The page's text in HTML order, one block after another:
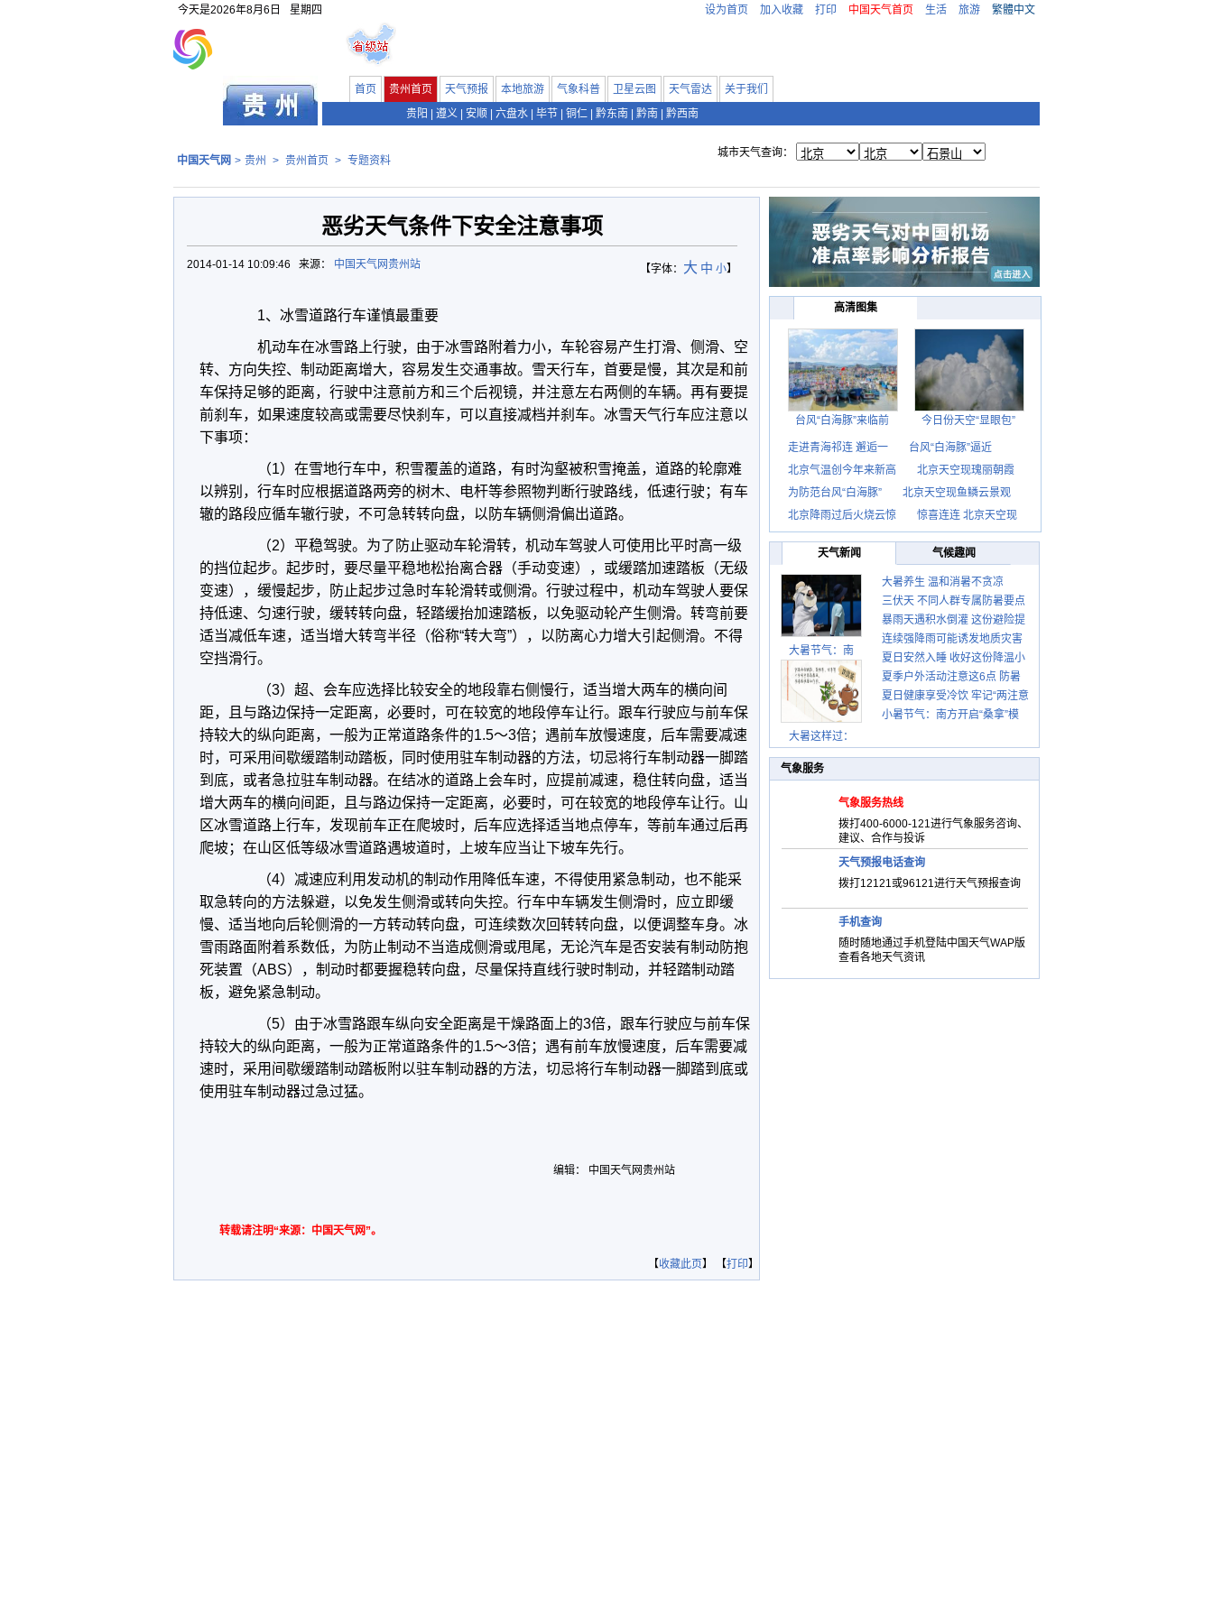
今天是2026年8月6日 星期四 设为首页 加入收藏 打印 中国天气首页 生活 旅游 繁體中文
首页 贵州首页 天气预报 本地旅游 气象科普 卫星云图 天气雷达
关于我们
贵阳
遵义 安顺 六盘水 毕节 铜仁 黔东南 黔南 黔西南
中国天气网 > 贵州 > 贵州首页 > 专题资料
城市天气查询：
恶劣天气条件下安全注意事项
【字体： 大 中 小】
2014-01-14 10:09:46 来源： 中国天气网贵州站
1、冰雪道路行车谨慎最重要
机动车在冰雪路上行驶，由于冰雪路附着力小，车轮容易产生打滑、侧滑、空
转、方向失控、制动距离增大，容易发生交通事故。雪天行车，首要是慢，其次是和前
车保持足够的距离，行驶中注意前方和三个后视镜，并注意左右两侧的车辆。再有要提
前刹车，如果速度较高或需要尽快刹车，可以直接减档并刹车。冰雪天气行车应注意以
下事项：
（1）在雪地行车中，积雪覆盖的道路，有时沟壑被积雪掩盖，道路的轮廓难
以辨别，行车时应根据道路两旁的树木、电杆等参照物判断行驶路线，低速行驶；有车
辙的路段应循车辙行驶，不可急转转向盘，以防车辆侧滑偏出道路。
（2）平稳驾驶。为了防止驱动车轮滑转，机动车驾驶人可使用比平时高一级
的挡位起步。起步时，要尽量平稳地松抬离合器（手动变速），或缓踏加速踏板（无级
变速），缓慢起步，防止起步过急时车轮滑转或侧滑。行驶过程中，机动车驾驶人要保
持低速、匀速行驶，缓转转向盘，轻踏缓抬加速踏板，以免驱动轮产生侧滑。转弯前要
适当减低车速，适当增大转弯半径（俗称“转大弯”），以防离心力增大引起侧滑。不得
空挡滑行。
（3）超、会车应选择比较安全的地段靠右侧慢行，适当增大两车的横向间
距，且与路边保持一定距离，必要时，可在较宽的地段停车让行。跟车行驶应与前车保
持较大的纵向距离，一般为正常道路条件的1.5～3倍；遇前车放慢速度，后车需要减速
时，可采用间歇缓踏制动踏板，同时使用驻车制动器的方法，切忌将行车制动器一脚踏
到底，或者急拉驻车制动器。在结冰的道路上会车时，应提前减速，稳住转向盘，适当
增大两车的横向间距，且与路边保持一定距离，必要时，可在较宽的地段停车让行。山
区冰雪道路上行车，发现前车正在爬坡时，后车应选择适当地点停车，等前车通过后再
爬坡；在山区低等级冰雪道路遇坡道时，上坡车应当让下坡车先行。
（4）减速应利用发动机的制动作用降低车速，不得使用紧急制动，也不能采
取急转向的方法躲避，以免发生侧滑或转向失控。行车中车辆发生侧滑时，应立即缓
慢、适当地向后轮侧滑的一方转动转向盘，可连续数次回转转向盘，以便调整车身。冰
雪雨路面附着系数低，为防止制动不当造成侧滑或甩尾，无论汽车是否安装有制动防抱
死装置（ABS），制动时都要握稳转向盘，尽量保持直线行驶时制动，并轻踏制动踏
板，避免紧急制动。
（5）由于冰雪路跟车纵向安全距离是干燥路面上的3倍，跟车行驶应与前车保
持较大的纵向距离，一般为正常道路条件的1.5～3倍；遇有前车放慢速度，后车需要减
速时，采用间歇缓踏制动踏板附以驻车制动器的方法，切忌将行车制动器一脚踏到底或
使用驻车制动器过急过猛。
编辑： 中国天气网贵州站
转载请注明“来源：中国天气网”。
【收藏此页】 【打印】
高清图集
台风“白海豚”来临前 今日份天空“显眼包”
走进青海祁连 邂逅一
台风“白海豚”逼近
北京气温创今年来新高
北京天空现瑰丽朝霞
为防范台风“白海豚”
北京天空现鱼鳞云景观
北京降雨过后火烧云惊
惊喜连连 北京天空现
天气新闻 气候趣闻
大暑节气：南
大暑这样过：
大暑养生 温和消暑不贪凉
三伏天 不同人群专属防暑要点
请收好
暴雨天遇积水倒灌 这份避险提
示请收好
连续强降雨可能诱发地质灾害
这些前兆要知道
夏日安然入睡 收好这份降温小
贴士
夏季户外活动注意这6点 防暑
健身两不误
夏日健康享受冷饮 牢记“两注意
一控制”
小暑节气：南方开启“桑拿”模
气象服务
气象服务热线
拨打400-6000-121进行气象服务咨询、
建议、合作与投诉
天气预报电话查询
拨打12121或96121进行天气预报查询
手机查询
随时随地通过手机登陆中国天气WAP版
查看各地天气资讯